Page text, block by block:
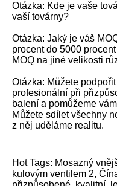
Otázka: Kde je vaše
vaší továrny?
Otázka: Jaký je váš
procent do 5000
MOQ na jiné velikosti
Otázka: Můžete
profesionální při
balení a pomůžeme
Můžete sdílet všechny
z něj uděláme realitu.
Hot Tags: Mosazný
kulovým ventilem 2,